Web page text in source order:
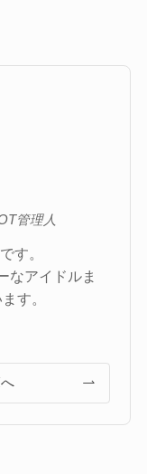
管理人
す。
なアイドルま
す。